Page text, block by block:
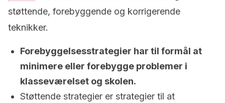
støttende, forebyggende og korrigerende
teknikker.
Forebyggelsesstrategier har til formål at
minimere eller forebygge problemer i
klasseværelset og skolen.
Støttende strategier er strategier til at